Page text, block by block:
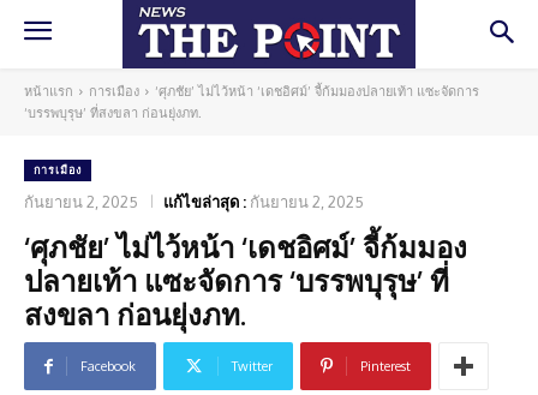
หน้าแรก การเมือง
‘ศุภชัย’ ไม่ไว้หน้า ‘เดชอิศม์’ จี้ก้มมองปลายเท้า แซะจัดการ
‘บรรพบุรุษ’ ที่สงขลา ก่อนยุ่งภท.
การเมือง
กันยายน 2, 2025 แก้ไขล่าสุด : กันยายน 2, 2025
‘ศุภชัย’ ไม่ไว้หน้า ‘เดชอิศม์’ จี้ก้มมอง
ปลายเท้า แซะจัดการ ‘บรรพบุรุษ’ ที่
สงขลา ก่อนยุ่งภท.
Facebook Twitter Pinterest